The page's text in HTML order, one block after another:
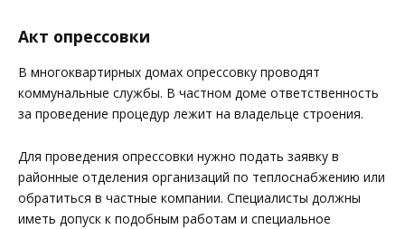
Акт опрессовки
В многоквартирных домах опрессовку проводят
коммунальные службы. В частном доме ответственность
за проведение процедур лежит на владельце строения.
Для проведения опрессовки нужно подать заявку в
районные отделения организаций по теплоснабжению или
обратиться в частные компании. Специалисты должны
иметь допуск к подобным работам и специальное